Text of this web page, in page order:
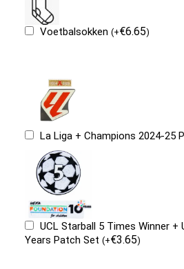
Voetbalsokken(+€6.65)
La Liga + Champions 2024-25
UCL Starball 5 Times Winner +
Years Patch Set(+€3.65)